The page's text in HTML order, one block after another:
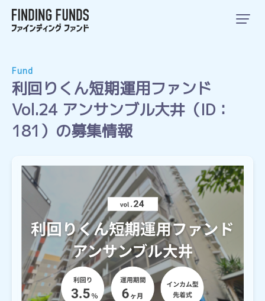
Fund
利回りくん短期運用ファンド
Vol.24 アンサンブル大井（ID：
181）の募集情報